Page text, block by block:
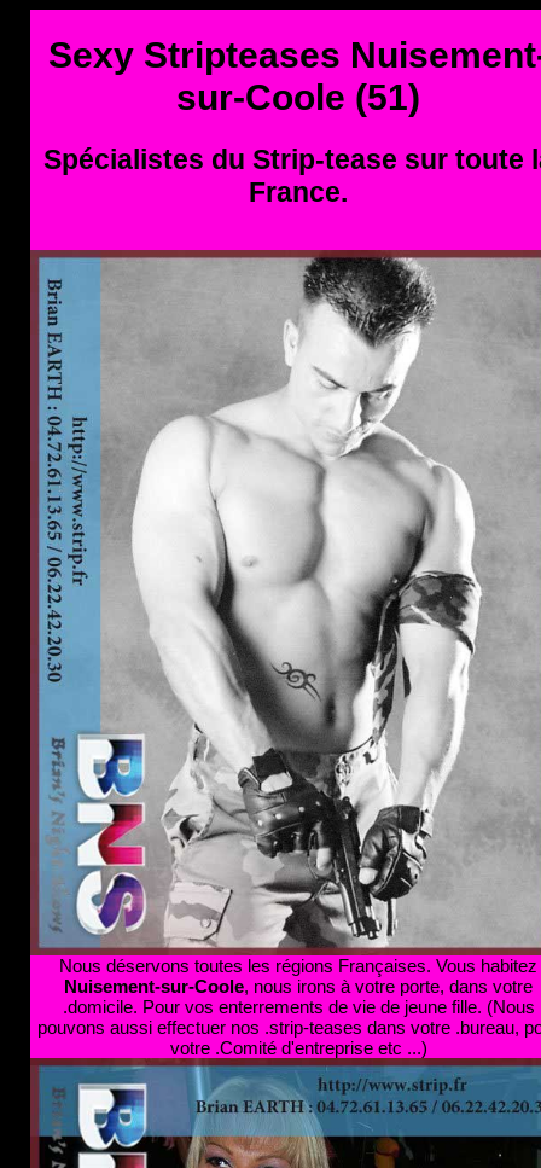
Sexy Stripteases
sur-Coole (51)
Spécialistes du Strip-tease sur toute
France.
Nous déservons toutes les régions Françaises. Vous habitez
Nuisement-sur-Coole, nous irons à votre porte, dans votre
.domicile. Pour vos enterrements de vie de jeune fille. (Nous
pouvons aussi effectuer nos .strip-teases dans votre .bureau,
votre .Comité d'entreprise etc ...)